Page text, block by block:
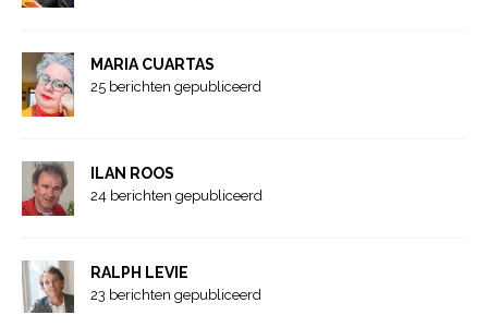
MARIA CUARTAS
25 berichten gepubliceerd
ILAN ROOS
24 berichten gepubliceerd
RALPH LEVIE
23 berichten gepubliceerd